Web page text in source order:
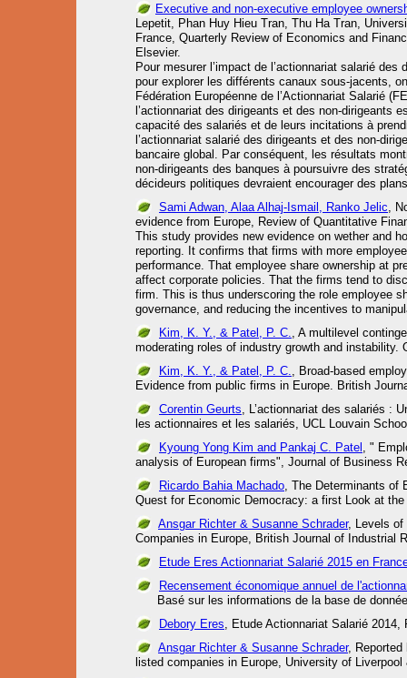
Executive and non-executive employee
Lepetit, Phan Huy Hieu Tran, Thu Ha Tran,
France, Quarterly Review of Economics and
Elsevier.
Pour mesurer l’impact de l’actionnariat salarié
pour explorer les différents canaux sous-jacents,
Fédération Européenne de l’Actionnariat Salarié
l’actionnariat des dirigeants et des non-dirigeants
capacité des salariés et de leurs incitations à
l’actionnariat salarié des dirigeants et des non-
bancaire global. Par conséquent, les résultats
non-dirigeants des banques à poursuivre des
décideurs politiques devraient encourager des
Sami Adwan, Alaa Alhaj-Ismail, Ranko Jelic,
evidence from Europe, Review of Quantitative
This study provides new evidence on wether and
reporting. It confirms that firms with more
performance. That employee share ownership at
affect corporate policies. That the firms tend to
firm. This is thus underscoring the role employee
governance, and reducing the incentives to
Kim, K. Y., & Patel, P. C., A multilevel
moderating roles of industry growth and instability.
Kim, K. Y., & Patel, P. C., Broad-based
Evidence from public firms in Europe. British
Corentin Geurts, L’actionnariat des salariés :
les actionnaires et les salariés, UCL Louvain
Kyoung Yong Kim and Pankaj C. Patel , "
analysis of European firms", Journal of Business
Ricardo Bahia Machado, The Determinants of
Quest for Economic Democracy: a first Look at
Ansgar Richter & Susanne Schrader, Levels of
Companies in Europe, British Journal of Industrial
Etude Eres Actionnariat Salarié 2015 en
Recensement économique annuel de
Basé sur les informations de la base de
Debory Eres, Etude Actionnariat Salarié 2014,
Ansgar Richter & Susanne Schrader, Reported
listed companies in Europe, University of